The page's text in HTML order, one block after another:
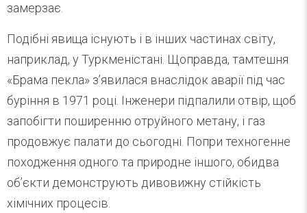
замерзає.
Подібні явища існують і в інших частинах світу,
наприклад, у Туркменістані. Щоправда, тамтешня
«Брама пекла» з’явилася внаслідок аварії під час
буріння в 1971 році. Інженери підпалили отвір, щоб
запобігти поширенню отруйного метану, і газ
продовжує палати до сьогодні. Попри техногенне
походження одного та природне іншого, обидва
об’єкти демонструють дивовижну стійкість
хімічних процесів.